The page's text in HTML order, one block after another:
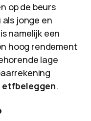
op de beurs
jonge en
namelijk een
hoog rendement
lage
etfbeleggen.